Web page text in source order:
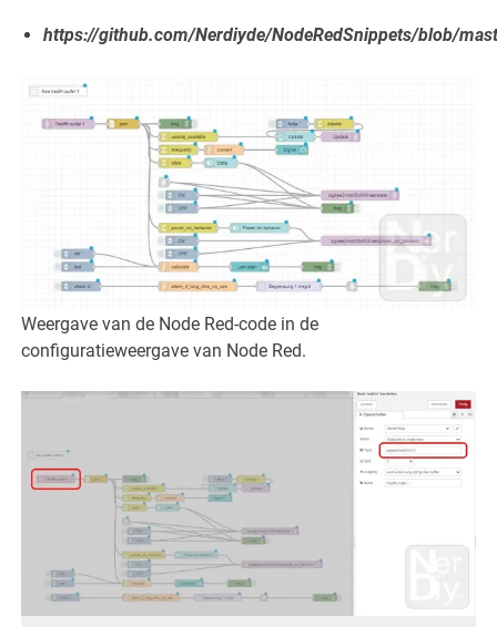
https://github.com/Nerdiyde/NodeRedSnippets/blob/
Weergave van de Node Red-code in de
configuratieweergave van Node Red.